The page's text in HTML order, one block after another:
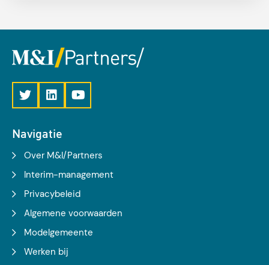
Navigatie
Over M&I/Partners
Interim-management
Privacybeleid
Algemene voorwaarden
Modelgemeente
Werken bij